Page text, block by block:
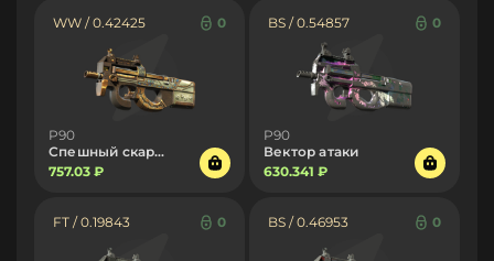
WW / 0.42425 0
P90
Спешный скараБей
757.03 ₽
BS / 0.54857 0
P90
Вектор атаки
630.341 ₽
FT / 0.19843 0 BS / 0.46953 0